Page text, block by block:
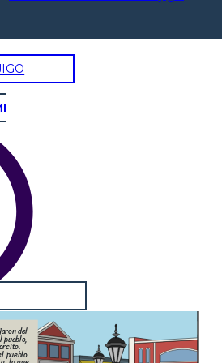
del
pueblo